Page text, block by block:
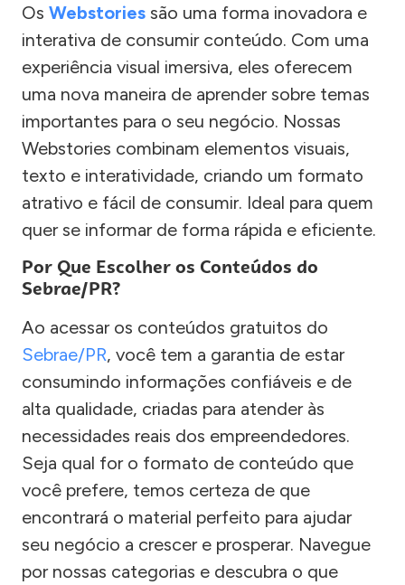
Os Webstories são uma forma inovadora e
interativa de consumir conteúdo. Com uma
experiência visual imersiva, eles oferecem
uma nova maneira de aprender sobre temas
importantes para o seu negócio. Nossas
Webstories combinam elementos visuais,
texto e interatividade, criando um formato
atrativo e fácil de consumir. Ideal para quem
quer se informar de forma rápida e eficiente.
Por Que Escolher os Conteúdos do
Sebrae/PR?
Ao acessar os conteúdos gratuitos do
Sebrae/PR, você tem a garantia de estar
consumindo informações confiáveis e de
alta qualidade, criadas para atender às
necessidades reais dos empreendedores.
Seja qual for o formato de conteúdo que
você prefere, temos certeza de que
encontrará o material perfeito para ajudar
seu negócio a crescer e prosperar. Navegue
por nossas categorias e descubra o que